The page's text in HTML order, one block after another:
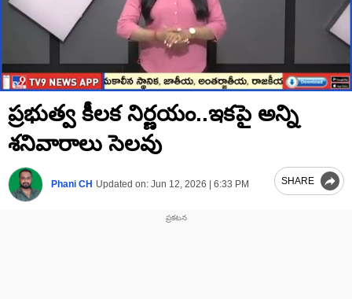
of
minute,
42
ప్రభుత్వ కీలక నిర్ణయం..ఇకపై అన్ని
శనివారాలు సెలవు
Phani CH Updated on: Jun 12, 2026 | 6:33 PM SHARE